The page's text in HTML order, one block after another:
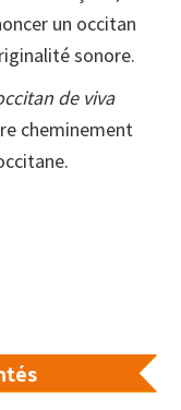
un occitan
sonore.
de viva
cheminement